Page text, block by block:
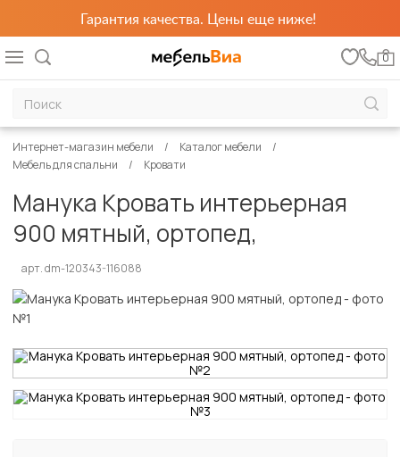
Гарантия качества. Цены еще ниже!
0
Интернет-магазин мебели
Каталог мебели
Мебель для спальни
Кровати
Манука Кровать интерьерная
900 мятный, ортопед,
арт. dm-120343-116088